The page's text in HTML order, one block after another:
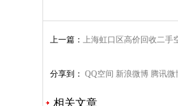
上一篇： 上海虹口区高价回收二手
分享到： QQ空间 新浪微博 腾讯微
相关文章